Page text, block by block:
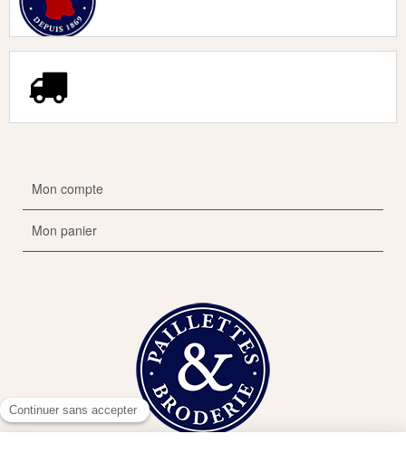
Mon compte
Mon panier